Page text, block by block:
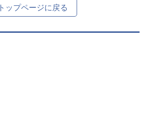
トップページに戻る